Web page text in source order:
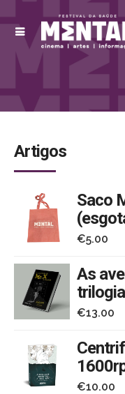
Artigos
Saco
€5.00
As
trilogia
€13.00
€10.00